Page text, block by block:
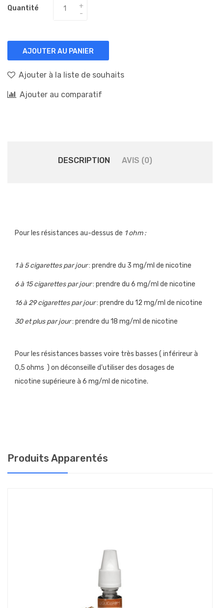
Quantité
AJOUTER AU PANIER
Ajouter à la liste de souhaits
Ajouter au comparatif
DESCRIPTION AVIS (0)
Pour les résistances au-dessus de 1 ohm:
1 à 5 cigarettes parjour: prendre du 3 mg/ml de nicotine
6 à 15 cigarettes parjour: prendre du 6 mg/ml de nicotine
16 à 29 cigarettes parjour: prendre du 12 mg/ml de nicotine
30 et plus parjour: prendre du 18 mg/ml de nicotine
Pour les résistances basses voire très basses ( inférireur à
0,5 ohms ) on déconseille d'utiliserdes dosages de
nicotine supérieure à 6 mg/ml de nicotine.
Produits Apparentés